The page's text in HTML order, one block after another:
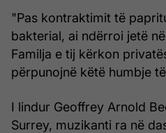
"Pas kontraktimit të
bakterial, ai ndërroi jetë
Familja e tij kërkon
përpunojnë këtë humbje
I lindur Geoffrey Arnold
Surrey, muzikanti ra në